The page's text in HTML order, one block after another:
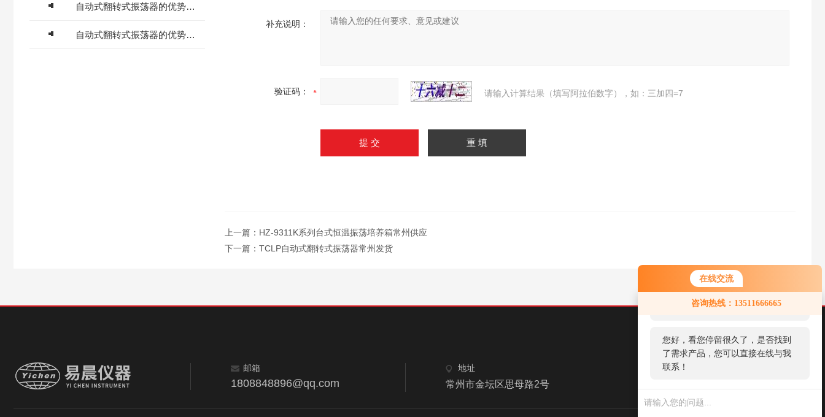
在线交流
咨询热线：13511666665
您好！欢迎前来咨询，很高兴为您
服务，请问您要咨询什么问题呢？
您好，看您停留很久了，是否找到
了需求产品，您可以直接在线与我
联系！
自动式翻转式振荡器的优势特点主要体现在以下几个方面
自动式翻转式振荡器的优势特点，您都知道吗？
补充说明：
验证码： 请输入计算结果（填写阿拉伯数字），如：三加四=7
上一篇： HZ-9311K系列台式恒温振荡培养箱常州供应
下一篇： TCLP自动式翻转式振荡器常州发货
邮箱
1808848896@qq.com
地址
常州市金坛区思母路2号